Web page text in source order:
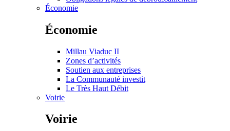
Économie
Économie
Millau Viaduc II
Zones d’activités
Soutien aux entreprises
La Communauté investit
Le Très Haut Débit
Voirie
Voirie